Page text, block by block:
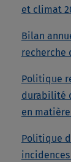
et climat
Bilan
recherche
Politique
durabilité
en
Politique